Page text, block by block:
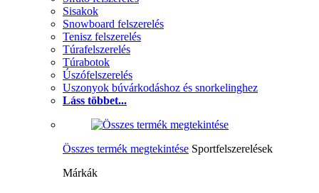
Sisakok
Snowboard felszerelés
Tenisz felszerelés
Túrafelszerelés
Túrabotok
Úszófelszerelés
Uszonyok búvárkodáshoz és snorkelinghez
Láss többet...
Összes termék megtekintése Sportfelszerelések
Márkák